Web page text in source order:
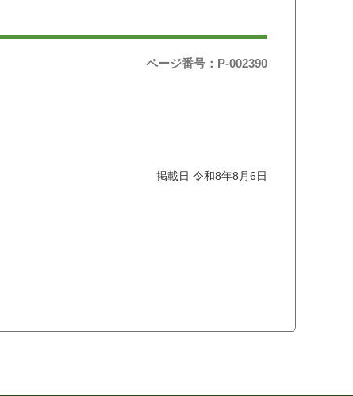
ページ番号：P-002390
掲載日 令和8年8月6日